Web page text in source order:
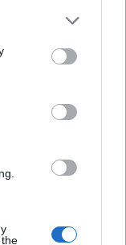
στην
την
φαγητού. Η
στο
μέρει
τιμές των